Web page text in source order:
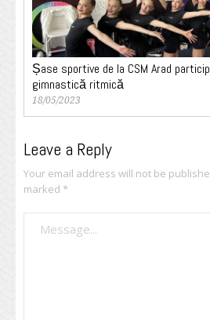
Șase sportive de la CSM Arad
gimnastică ritmică
18/05/2023
Leave a Reply
Your email address will not be
marked *